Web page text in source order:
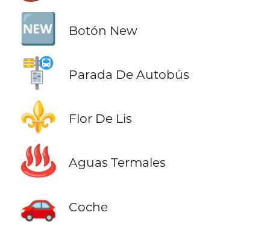
🆕
Botón New
🚏 Parada De Autobús
⚜️ Flor De Lis
♨️ Aguas Termales
🚗 Coche